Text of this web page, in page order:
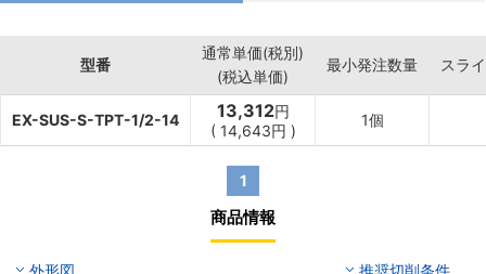
型番
通常単価(税別)
(税込単価)
最小発注数量 スラ
EX-SUS-S-TPT-1/2-14 13,312円
( 14,643円 )
1個
1
商品情報
外形図 推奨切削条件